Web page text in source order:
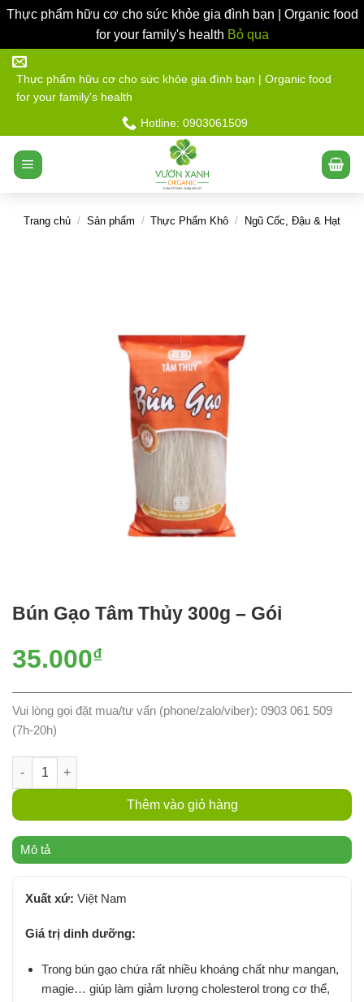
Thực phẩm hữu cơ cho sức khỏe gia đình bạn | Organic food
for your family's health Bỏ qua
Bỏ
qua
nội
Thực phẩm hữu cơ cho sức khỏe gia đình bạn | Organic food
for your family's health
Hotline: 0903061509
Trang chủ / Sản phẩm / Thực Phẩm Khô / Ngũ Cốc, Đậu & Hạt
Bún Gạo Tâm Thủy 300g – Gói
35.000₫
Vui lòng gọi đặt mua/tư vấn (phone/zalo/viber): 0903 061 509
(7h-20h)
Bún Gạo Tâm Thủy 300g - Gói số lượng
Thêm vào giỏ hàng
Mô tả
Xuất xứ: Việt Nam
Giá trị dinh dưỡng:
Trong bún gạo chứa rất nhiều khoáng chất như mangan,
magie… giúp làm giảm lượng cholesterol trong cơ thể,